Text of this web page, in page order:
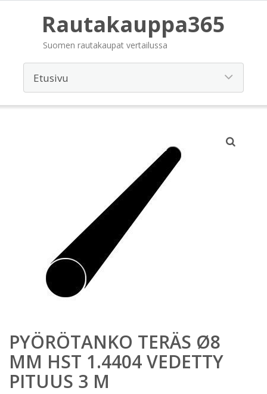
Rautakauppa365
Suomen rautakaupat vertailussa
PYÖRÖTANKO TERÄS Ø8
MM HST 1.4404 VEDETTY
PITUUS 3 M